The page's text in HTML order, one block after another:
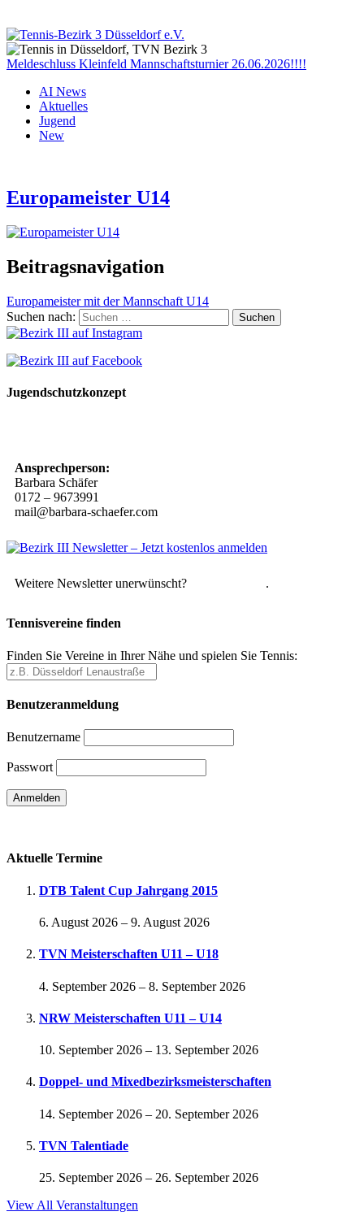
Meldeschluss Kleinfeld Mannschaftsturnier 26.06.2026!!!!
AI News
Aktuelles
Jugend
New
Europameister U14
Beitragsnavigation
Europameister mit der Mannschaft U14
Suchen nach:
Jugendschutzkonzept
Ansprechperson:
Barbara Schäfer
0172 – 9673991
mail@barbara-schaefer.com
Weitere Newsletter unerwünscht? .
Tennisvereine finden
Finden Sie Vereine in Ihrer Nähe und spielen Sie Tennis:
Benutzeranmeldung
Benutzername
Passwort
Aktuelle Termine
DTB Talent Cup Jahrgang 2015
6. August 2026 – 9. August 2026
TVN Meisterschaften U11 – U18
4. September 2026 – 8. September 2026
NRW Meisterschaften U11 – U14
10. September 2026 – 13. September 2026
Doppel- und Mixedbezirksmeisterschaften
14. September 2026 – 20. September 2026
TVN Talentiade
25. September 2026 – 26. September 2026
View All Veranstaltungen